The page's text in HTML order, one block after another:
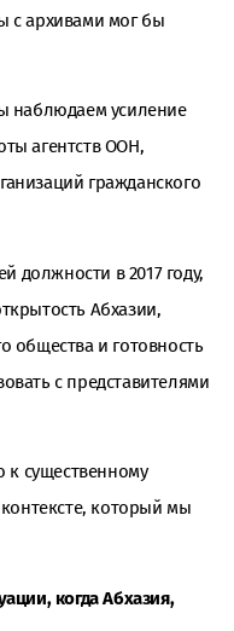
с архивами мог бы
наблюдаем усиление
агентств ООН,
гражданского
должности в 2017 году,
Абхазии,
общества и готовность
с представителями
к существенному
который мы
когда Абхазия,